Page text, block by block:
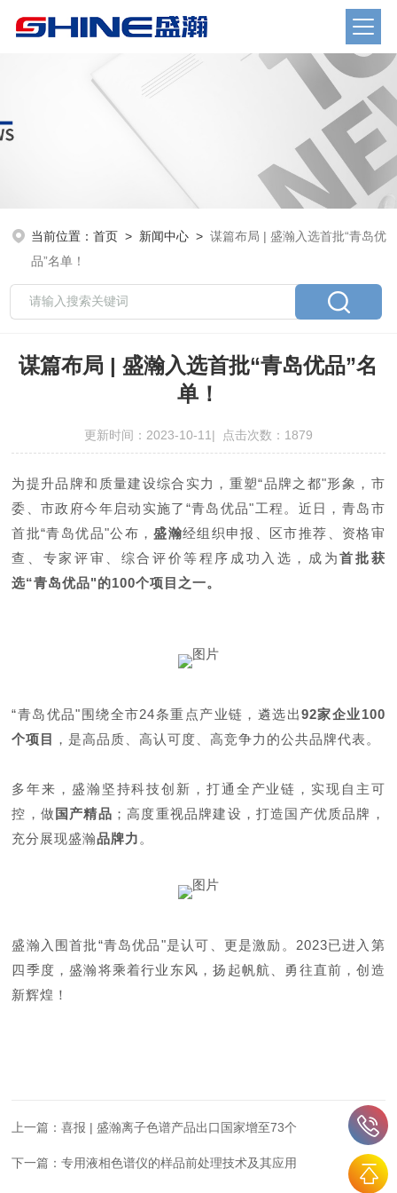
当前位置：首页 > 新闻中心 >谋篇布局 | 盛瀚入选首批“青岛优
品”名单！
谋篇布局 | 盛瀚入选首批“青岛优品”名
单！
更新时间：2023-10-11| 点击次数：1879
为提升品牌和质量建设综合实力，重塑“品牌之都"形象，市
委、市政府今年启动实施了“青岛优品"工程。近日，青岛市
首批“青岛优品"公布，盛瀚经组织申报、区市推荐、资格审
查、专家评审、综合评价等程序成功入选，成为首批获
选“青岛优品"的100个项目之一。
“青岛优品"围绕全市24条重点产业链，遴选出92家企业100
个项目
，是高品质、高认可度、高竞争力的公共品牌代表。
多年来，盛瀚坚持科技创新，打通全产业链，实现自主可
控，做 国产精品 ；高度重视品牌建设，打造国产优质品牌，
充分展现盛瀚品牌力 。
盛瀚入围首批“青岛优品"是认可、更是激励。2023已进入第
四季度，盛瀚将乘着行业东风，扬起帆航、勇往直前，创造
新辉煌！
上一篇：喜报 | 盛瀚离子色谱产品出口国家增至73个
下一篇：专用液相色谱仪的样品前处理技术及其应用